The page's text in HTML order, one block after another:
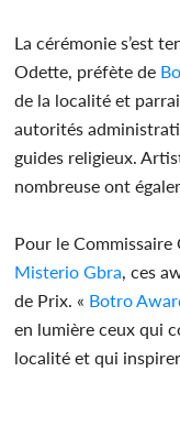
La cérémonie s’est
Odette, préfète de
de la localité et
autorités
guides religieux.
nombreuse ont
Pour le Commissaire
Misterio Gbra , ces
de Prix. « Botro
en lumière ceux qui
localité et qui